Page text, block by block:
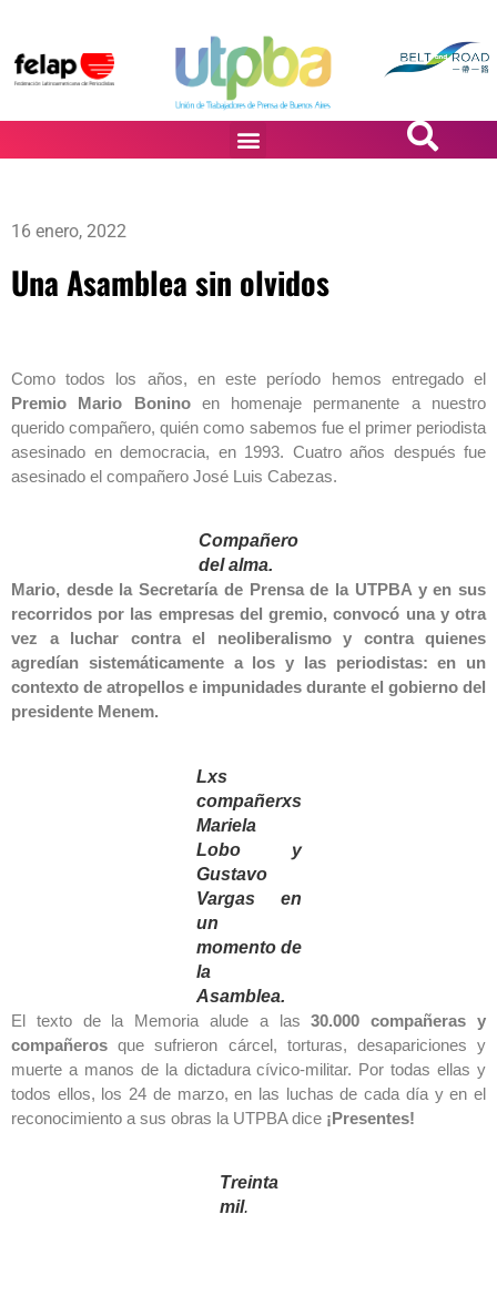
16 enero, 2022
Una Asamblea sin olvidos
Como todos los años, en este período hemos entregado el
Premio Mario Boninoen homenaje permanente a nuestro
querido compañero, quién como sabemos fue el primer periodista
asesinado en democracia, en 1993. Cuatro años después fue
asesinado el compañero José Luis Cabezas.
Compañero
del alma.
Mario, desde la Secretaría de Prensa de la UTPBA y en sus
recorridos por las empresas del gremio, convocó una y otra
vez a luchar contra el neoliberalismo y contra quienes
agredían sistemáticamente a los y las periodistas: en un
contexto de atropellos e impunidades durante el gobierno del
presidente Menem.
Lxs
compañerxs
Mariela
Lobo y
Gustavo
Vargas en
un
momento de
la
Asamblea.
El texto de la Memoria alude a las30.000 compañeras y
compañeros que sufrieron cárcel, torturas, desapariciones y
muerte a manos de la dictadura cívico-militar. Por todas ellas y
todos ellos, los 24 de marzo, en las luchas de cada día y en el
reconocimiento a sus obras la UTPBA dice ¡Presentes!
Treinta
mil.